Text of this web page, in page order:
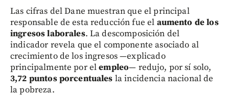
Las cifras del Dane muestran que el principal
responsable de esta reducción fue el aumento de los
ingresos laborales. La descomposición del
indicador revela que el componente asociado al
crecimiento de los ingresos —explicado
principalmente por elempleo— redujo, por sí solo,
3,72 puntos porcentuales la incidencia nacional de
la pobreza.